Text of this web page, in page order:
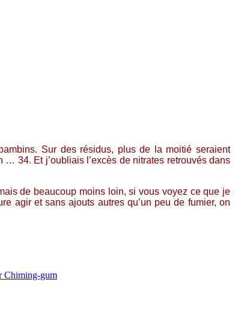
Sur des résidus, plus de la moitié seraient
34. Et j’oubliais l’excès de nitrates retrouvés dans
de beaucoup moins loin, si vous voyez ce que je
agir et sans ajouts autres qu’un peu de fumier, on
Chiming-gum